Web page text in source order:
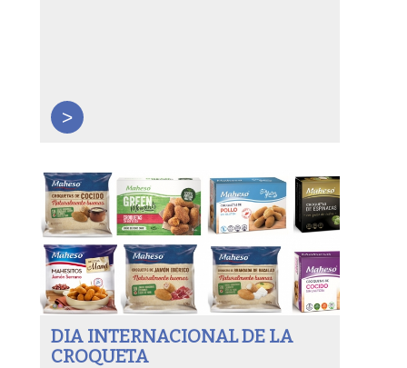
>
DIA INTERNACIONAL DE LA
CROQUETA